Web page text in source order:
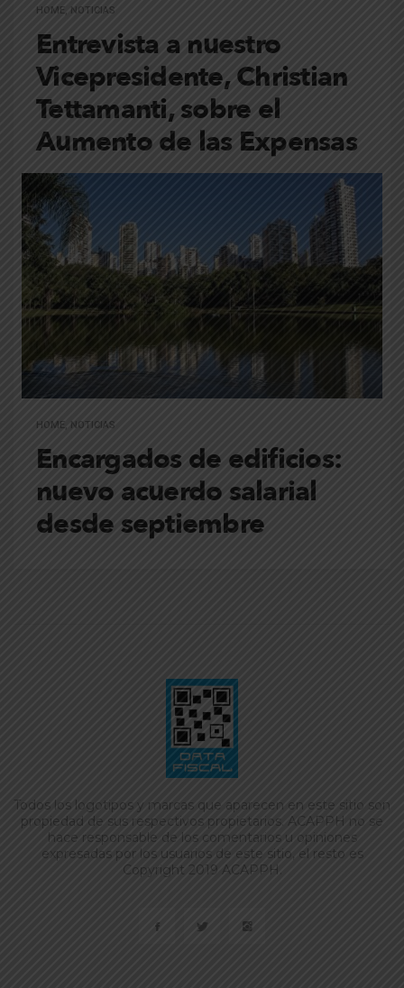
HOME NOTICIAS
Entrevista a nuestro
Vicepresidente, Christian
Tettamanti, sobre el
Aumento de las Expensas
HOME NOTICIAS
Encargados de edificios:
nuevo acuerdo salarial
desde septiembre
Todos los logotipos y marcas que aparecen en este sitio son
propiedad de sus respectivos propietarios. ACAPPH no se
hace responsable de los comentarios u opiniones
expresadas por los usuarios de este sitio, el resto es
Copyright 2019 ACAPPH.